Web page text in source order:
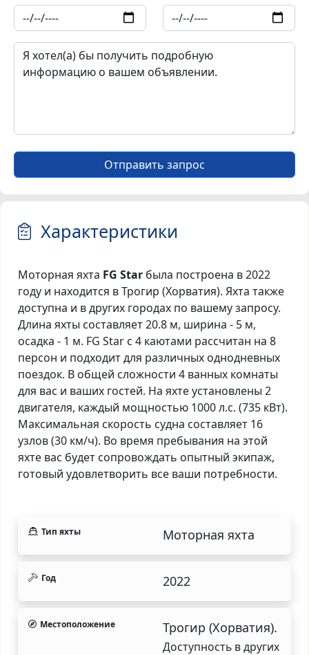
Отправить запрос
Характеристики
Моторная яхта FG Star была построена в 2022
году и находится в Трогир (Хорватия). Яхта также
доступна и в других городах по вашему запросу.
Длина яхты составляет 20.8 м, ширина - 5 м,
осадка - 1 м. FG Star с 4 каютами рассчитан на 8
персон и подходит для различных однодневных
поездок. В общей сложности 4 ванных комнаты
для вас и ваших гостей. На яхте установлены 2
двигателя, каждый мощностью 1000 л.с. (735 кВт).
Максимальная скорость судна составляет 16
узлов (30 км/ч). Во время пребывания на этой
яхте вас будет сопровождать опытный экипаж,
готовый удовлетворить все ваши потребности.
Тип яхты Моторная яхта
Год 2022
Местоположение Трогир (Хорватия).
Доступность в других